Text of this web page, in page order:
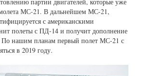
МС-21. В дальнейшем МС-21,
с американскими
полеты с ПД-14 и получит дополнение
По нашим планам первый полет МС-21 с
в 2019 году.